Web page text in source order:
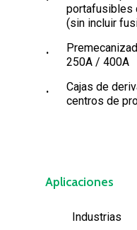
portafusibles
(sin incluir
250A / 400A
Cajas de
centros de
Aplicaciones
Industrias